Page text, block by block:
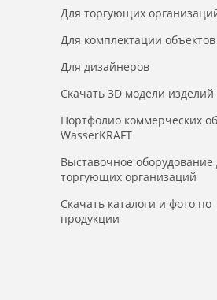
Для торгующих
Для комплектации объектов
Для дизайнеров
Скачать 3D модели изделий
Портфолио коммерческих
WasserKRAFT
Выставочное оборудование
торгующих организаций
Скачать каталоги и фото по
продукции